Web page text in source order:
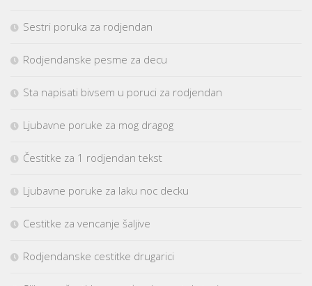
Sestri poruka za rodjendan
Rodjendanske pesme za decu
Sta napisati bivsem u poruci za rodjendan
Ljubavne poruke za mog dragog
Čestitke za 1 rodjendan tekst
Ljubavne poruke za laku noc decku
Cestitke za vencanje šaljive
Rodjendanske cestitke drugarici